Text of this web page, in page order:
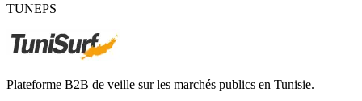
TUNEPS
Plateforme B2B de veille sur les marchés publics en Tunisie.